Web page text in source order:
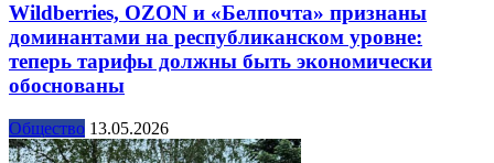
Wildberries, OZON и «Белпочта» признаны
доминантами на республиканском уровне:
теперь тарифы должны быть экономически
обоснованы
Общество 13.05.2026